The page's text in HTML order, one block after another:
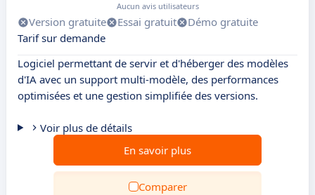
Aucun avis utilisateurs
Version gratuite Essai gratuit
Démo gratuite
Tarif sur demande
Logiciel permettant de servir et d'héberger des modèles
d'IA avec un support multi-modèle, des performances
optimisées et une gestion simplifiée des versions.
Voir plus de détails
En savoir plus
Comparer